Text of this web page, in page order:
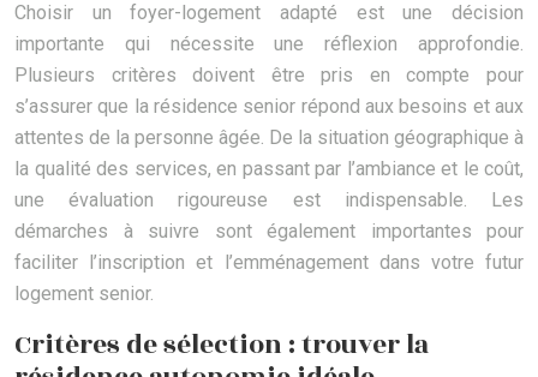
Choisir un foyer-logement adapté est une décision
importante qui nécessite une réflexion approfondie.
Plusieurs critères doivent être pris en compte pour
s’assurer que la résidence senior répond aux besoins et aux
attentes de la personne âgée. De la situation géographique à
la qualité des services, en passant par l’ambiance et le coût,
une évaluation rigoureuse est indispensable. Les
démarches à suivre sont également importantes pour
faciliter l’inscription et l’emménagement dans votre futur
logement senior.
Critères de sélection : trouver la